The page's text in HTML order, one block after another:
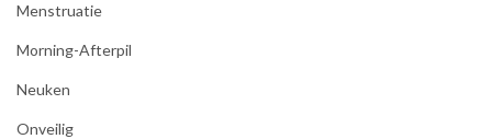
Menstruatie
Morning-Afterpil
Neuken
Onveilig